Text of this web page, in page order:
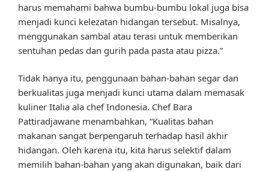
harus memahami bahwa bumbu-bumbu lokal juga bisa
menjadi kunci kelezatan hidangan tersebut. Misalnya,
menggunakan sambal atau terasi untuk memberikan
sentuhan pedas dan gurih pada pasta atau pizza.”
Tidak hanya itu, penggunaan bahan-bahan segar dan
berkualitas juga menjadi kunci utama dalam memasak
kuliner Italia ala chef Indonesia. Chef Bara
Pattiradjawane menambahkan, “Kualitas bahan
makanan sangat berpengaruh terhadap hasil akhir
hidangan. Oleh karena itu, kita harus selektif dalam
memilih bahan-bahan yang akan digunakan, baik dari